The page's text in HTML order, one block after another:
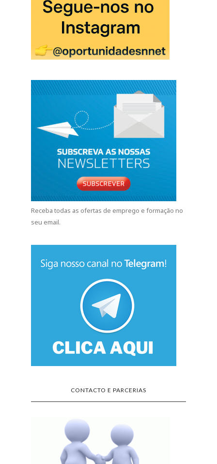
Receba todas as ofertas de emprego e formação no
seu email.
CONTACTO E PARCERIAS